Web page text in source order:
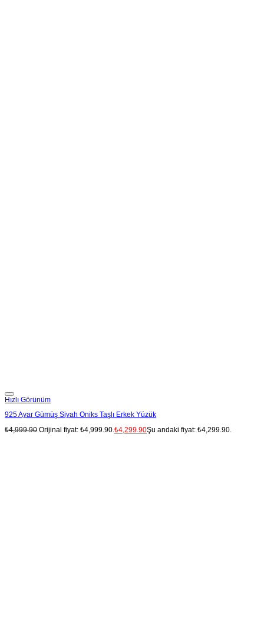
Hızlı Görünüm
925 Ayar Gümüş Siyah Oniks Taşlı Erkek Yüzük
₺4,999.90 Orijinal fiyat: ₺4,999.90. ₺4,299.90Şu andaki fiyat: ₺4,299.90.